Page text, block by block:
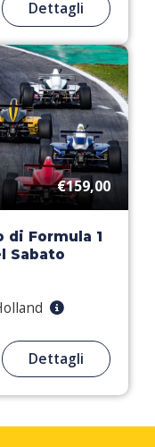
Dettagli
€159,00
di Formula 1
Sabato
Dettagli